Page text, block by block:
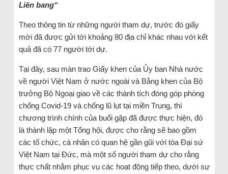
Liên bang“
Theo thông tin từ những người tham dự, trước đó giấy
mời đã được gửi tới khoảng 80 địa chỉ khác nhau với kết
quả đã có 77 người tới dự.
Tại đây, sau màn trao Giấy khen của Ủy ban Nhà nước
về người Việt Nam ở nước ngoài và Bằng khen của Bộ
trưởng Bộ Ngoại giao về các thành tích đóng góp phòng
chống Covid-19 và chống lũ lụt tại miền Trung, thì
chương trình chính của buổi gặp đã được thực hiện, đó
là thành lập một Tổng hội, được cho rằng sẽ bao gồm
các tổ chức, cá nhân có quan hệ gần gũi với tòa Đại sứ
Việt Nam tại Đức, mà một số người tham dự cho rằng
thực chất nhằm phục vụ các hoạt động tiếp theo, dưới sự